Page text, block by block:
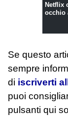
Netflix
occhio
Se questo
sempre
di iscriverti
puoi
pulsanti qui